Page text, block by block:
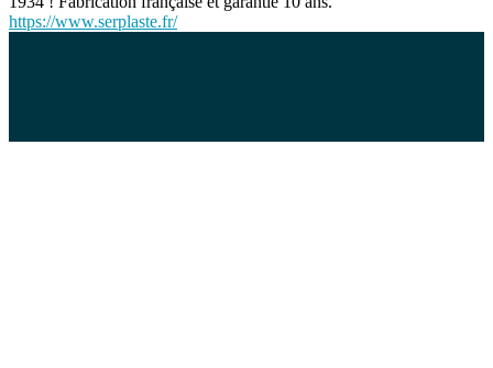
https://www.serplaste.fr/